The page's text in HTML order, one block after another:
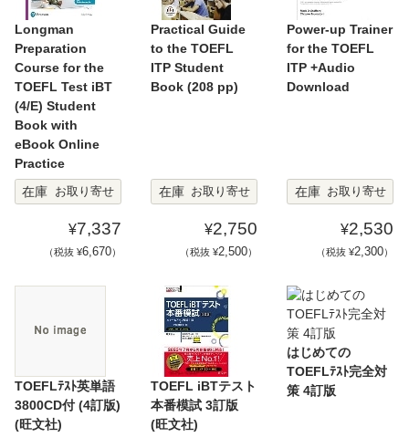
Longman
Preparation
Course for the
TOEFL Test iBT
(4/E) Student
Book with
eBook Online
Practice
在庫
お取り寄せ
¥7,337
（税抜 ¥6,670）
Practical Guide
to the TOEFL
ITP Student
Book (208 pp)
在庫 お取り寄せ
¥2,750
（税抜 ¥2,500）
Power-up Trainer
for the TOEFL
ITP +Audio
Download
在庫 お取り寄せ
¥2,530
（税抜 ¥2,300）
TOEFLﾃｽﾄ英単語
3800CD付 (4訂版)
(旺文社)
TOEFL iBTテスト
本番模試 3訂版
(旺文社)
はじめての
TOEFLﾃｽﾄ完全対
策 4訂版